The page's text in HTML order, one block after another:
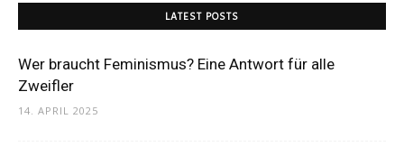
LATEST POSTS
Wer braucht Feminismus? Eine Antwort für alle
Zweifler
14. APRIL 2025